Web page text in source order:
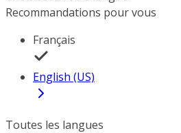
Recommandations pour vous
Français
English (US)
Toutes les langues